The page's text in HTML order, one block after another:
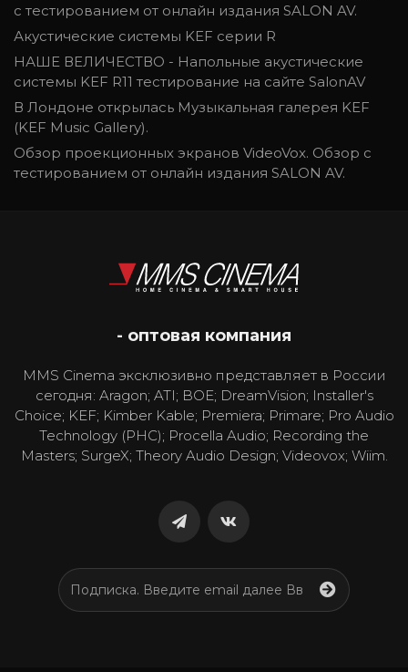
с тестированием от онлайн издания SALON AV.
Акустические системы KEF серии R
НАШЕ ВЕЛИЧЕСТВО - Напольные акустические
системы KEF R11 тестирование на сайте SalonAV
В Лондоне открылась Музыкальная галерея KEF
(KEF Music Gallery).
Обзор проекционных экранов VideoVox. Обзор с
тестированием от онлайн издания SALON AV.
- оптовая компания
MMS Cinema эксклюзивно представляет в России
сегодня: Aragon; ATI; BOE; DreamVision; Installer's
Choice; KEF; Kimber Kable; Premiera; Primare; Pro Audio
Technology (PHC); Procella Audio; Recording the
Masters; SurgeX; Theory Audio Design; Videovox; Wiim.